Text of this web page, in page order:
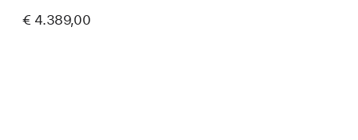
€ 4.389,00